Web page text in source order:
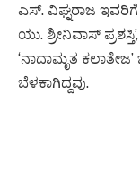
ಎಸ್. ವಿಘ್ನರಾಜ
ಯು. ಶ್ರೀನಿವಾಸ್
‘ನಾದಾಮೃತ
ಬೆಳಕಾಗಿದ್ದವು.